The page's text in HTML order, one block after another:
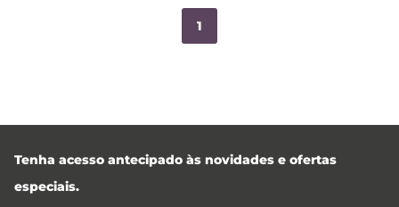
1
Tenha acesso antecipado às novidades e ofertas
especiais.